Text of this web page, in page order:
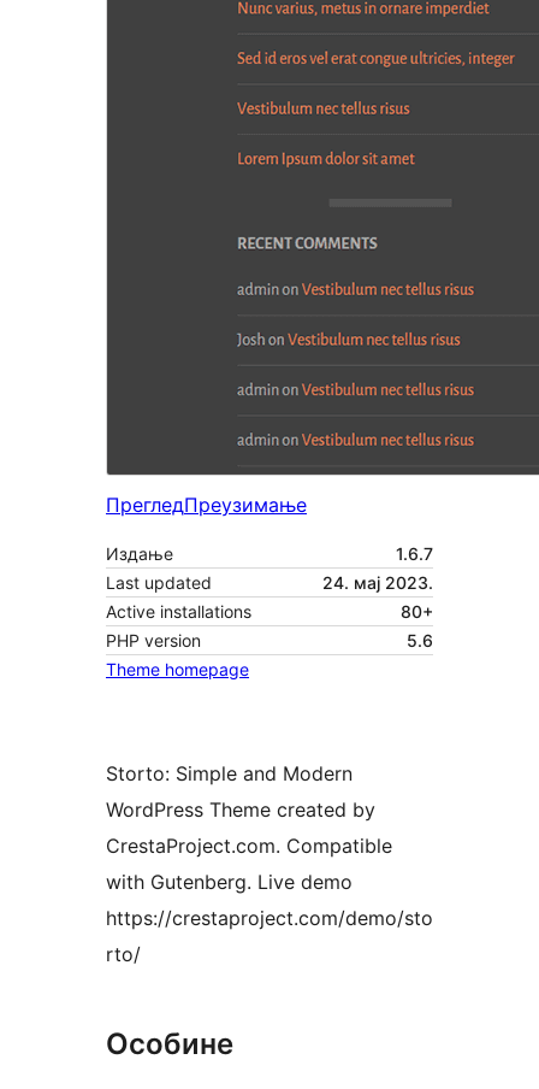
ПрегледПреузимање
Издање
1.6.7
Last updated
24. мај 2023.
Active installations
80+
PHP version
5.6
Theme homepage
Storto: Simple and Modern
WordPress Theme created by
CrestaProject.com. Compatible
with Gutenberg. Live demo
https://crestaproject.com/demo/sto
rto/
Особине